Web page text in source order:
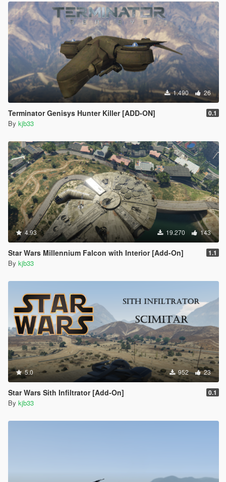
1.490 26
Terminator Genisys Hunter Killer [ADD-ON] 0.1
By kjb33
4.93 19.270 143
Star Wars Millennium Falcon with Interior [Add-On] 1.1
By kjb33
5.0 952 23
Star Wars Sith Infiltrator [Add-On] 0.1
By kjb33